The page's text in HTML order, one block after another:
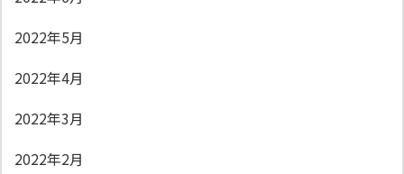
2022年5月
2022年4月
2022年3月
2022年2月